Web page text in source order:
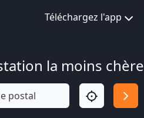
Téléchargez l'app
la moins chère